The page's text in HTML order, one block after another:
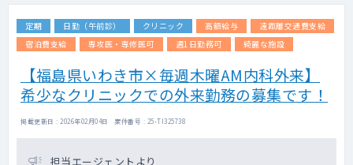
定期 日勤（午前診） クリニック 高額給与
遠距離交通費支給
宿泊費支給
専攻医・専修医可 週1日勤務可 綺麗な施設
【福島県いわき市×毎週木曜AM内科外来】
希少なクリニックでの外来勤務の募集です！
掲載更新日 : 2026年02月04日 案件番号 : 25-TI325738
担当エージェントより